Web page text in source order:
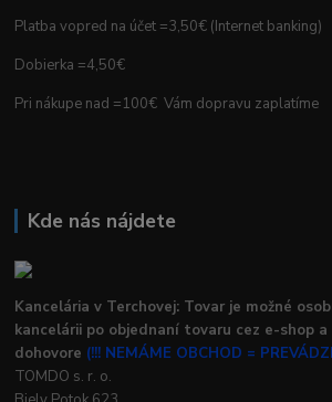
Platba vopred na účet =3,50€ (Internet banking)
Dobierka =4,50€
Pri nákupe nad =100€ Vám dopravu zaplatíme
Kde nás nájdete
Kancelária v Terchovej: Tovar je možné
kancelárii po objednaní tovaru cez e-shop
dohovore (!!! NEMÁME OBCHOD =
TOMDO s. r. o.